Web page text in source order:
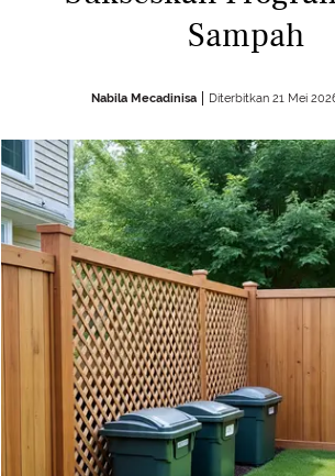
Sampah
Nabila Mecadinisa Diterbitkan 21 Mei